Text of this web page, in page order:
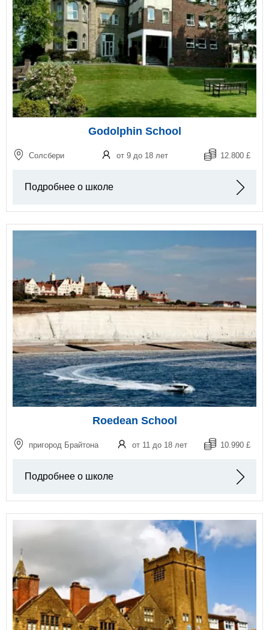
Godolphin School
Солсбери от 9 до 18 лет 12.800 £
Подробнее о школе
Roedean School
пригород Брайтона от 11 до 18 лет 10.990 £
Подробнее о школе